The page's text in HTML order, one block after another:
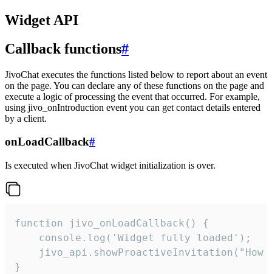
Widget API
Callback functions#
JivoChat executes the functions listed below to report about an event
on the page. You can declare any of these functions on the page and
execute a logic of processing the event that occurred. For example,
using jivo_onIntroduction event you can get contact details entered
by a client.
onLoadCallback#
Is executed when JivoChat widget initialization is over.
function jivo_onLoadCallback() {
    console.log('Widget fully loaded');
jivo_api.showProactiveInvitation("How
}